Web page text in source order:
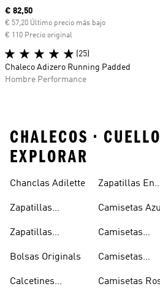
Precio actual
€ 82,50
€ 57,20 Último precio más bajo
€ 110 Precio original
(25)
Chaleco Adizero Running Padded
Hombre Performance
CHALECOS •
EXPLORAR
Chanclas Adilette
Zapatillas
Zapatillas
Blancas
Bolsas Originals
Calcetines
Zapatillas En
Camisetas
Camisetas
Camisetas
Camisetas